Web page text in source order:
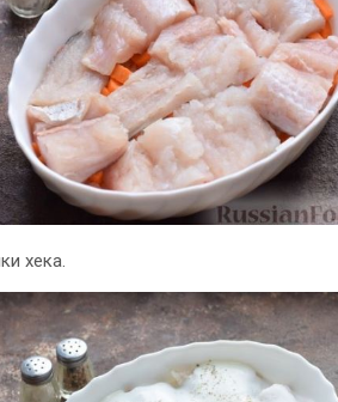
хека.